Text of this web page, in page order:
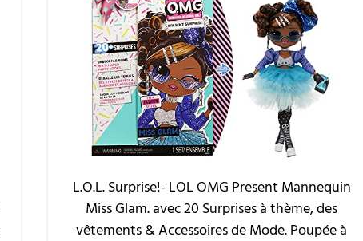
L.O.L. Surprise!- LOL OMG Present Mannequin
Miss Glam. avec 20 Surprises à thème, des
vêtements & Accessoires de Mode. Poupée à